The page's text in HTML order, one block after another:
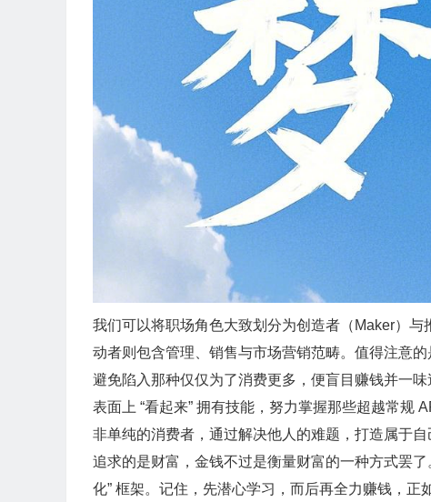
我们可以将职场角色大致划分为创造者（Maker）
动者则包含管理、销售与市场营销范畴。值得注意
避免陷入那种仅仅为了消费更多，便盲目赚钱并一
表面上 “看起来” 拥有技能，努力掌握那些超越常规
非单纯的消费者，通过解决他人的难题，打造属于
追求的是财富，金钱不过是衡量财富的一种方式罢
化” 框架。记住，先潜心学习，而后再全力赚钱，正